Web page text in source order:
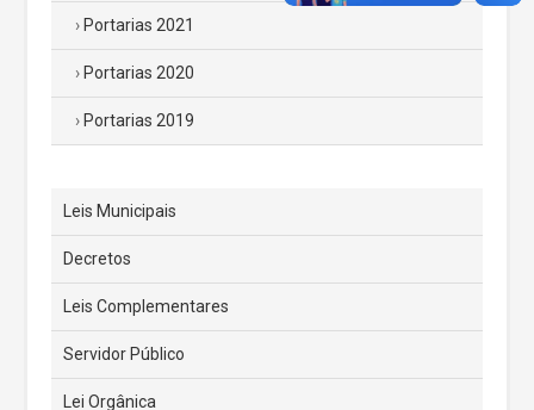
Portarias 2021
Portarias 2020
Portarias 2019
Leis Municipais
Decretos
Leis Complementares
Servidor Público
Lei Orgânica